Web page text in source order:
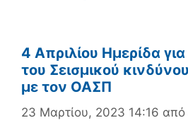
4 Απριλίου Ημερίδα
του Σεισμικού
με τον ΟΑΣΠ
23 Μαρτίου, 2023 14:16 από